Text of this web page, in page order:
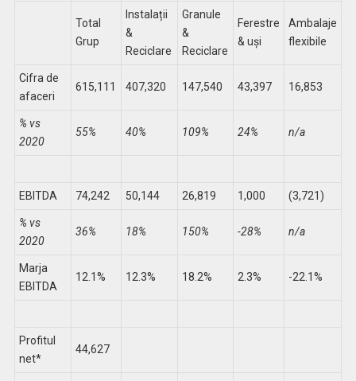
Total
Grup
Instalații
&
Reciclare
Granule
&
Reciclare
Ferestre
& uși
Ambalaje
flexibile
Cifra de
afaceri
615,111 407,320 147,540 43,397 16,853
% vs
2020
55% 40% 109% 24% n/a
EBITDA 74,242 50,144 26,819 1,000 (3,721)
% vs
2020
36% 18% 150% -28% n/a
Marja
EBITDA
12.1% 12.3% 18.2% 2.3% -22.1%
Profitul
net*
44,627